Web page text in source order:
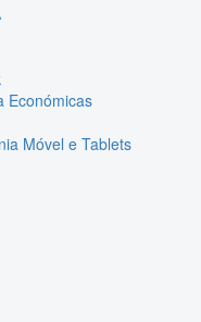
Económicas
Móvel e Tablets